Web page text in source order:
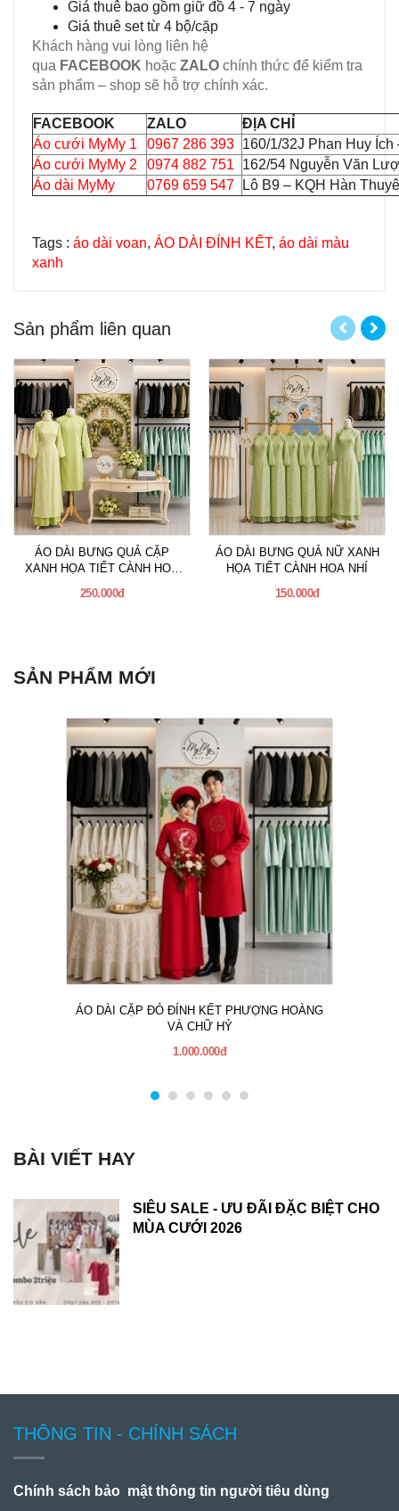
Giá thuê bao gồm giữ đồ 4 - 7 ngày
Giá thuê set từ 4 bộ/cặp
Khách hàng vui lòng liên hệ
qua FACEBOOK hoặc ZALO chính thức để kiểm tra
sản phẩm – shop sẽ hỗ trợ chính xác.
FACEBOOK ZALO
ĐỊA CHỈ
Áo cưới MyMy 1
0967 286 393 160/1/32J Phan Huy
Áo cưới MyMy 2
0974 882 751
162/54 Nguyễn Văn
Áo dài MyMy
0769 659 547 Lô B9 – KQH Hàn
Tags : áo dài voan, ÁO DÀI ĐÍNH KẾT, áo dài màu
xanh
Sản phẩm liên quan
ÁO DÀI BƯNG QUẢ CẶP
XANH HỌA TIẾT CÀNH HOA
250.000đ
ÁO DÀI BƯNG QUẢ NỮ XANH
HỌA TIẾT CÀNH HOA NHÍ
150.000đ
SẢN PHẨM MỚI
ÁO DÀI CẶP ĐỎ ĐÍNH KẾT PHƯỢNG HOÀNG
VÀ CHỮ HỶ
1.000.000đ
BÀI VIẾT HAY
SIÊU SALE - ƯU ĐÃI ĐẶC BIỆT CHO
MÙA CƯỚI 2026
THÔNG TIN - CHÍNH SÁCH
Chính sách bảo mật thông tin người tiêu dùng